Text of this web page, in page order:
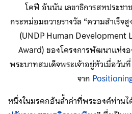
โคฟี อันนัน เลขาธิการสหประชา
กระหม่อมถวายรางวัล “ความสำเร็
(UNDP Human Development
Award) ของโครงการพัฒนาแห่ง
พระบาทสมเด็จพระเจ้าอยู่หัวเมื่อวั
จาก
หนึ่งในมรดกอันล้ำค่าที่พระองค์ท่านไ